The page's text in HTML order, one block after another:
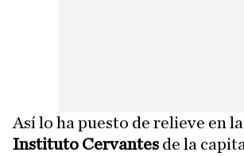
Así lo ha puesto de relieve en la
Instituto Cervantes de la